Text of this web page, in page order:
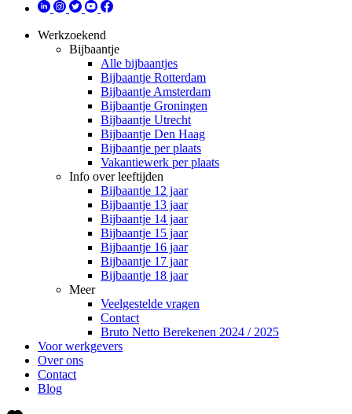
Werkzoekend
Bijbaantje
Alle bijbaantjes
Bijbaantje Rotterdam
Bijbaantje Amsterdam
Bijbaantje Groningen
Bijbaantje Utrecht
Bijbaantje Den Haag
Bijbaantje per plaats
Vakantiewerk per plaats
Info over leeftijden
Bijbaantje 12 jaar
Bijbaantje 13 jaar
Bijbaantje 14 jaar
Bijbaantje 15 jaar
Bijbaantje 16 jaar
Bijbaantje 17 jaar
Bijbaantje 18 jaar
Meer
Veelgestelde vragen
Contact
Bruto Netto Berekenen 2024 / 2025
Voor werkgevers
Over ons
Contact
Blog